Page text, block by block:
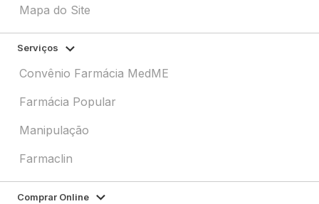
Mapa do Site
Serviços
Convênio Farmácia MedME
Farmácia Popular
Manipulação
Farmaclin
Comprar Online